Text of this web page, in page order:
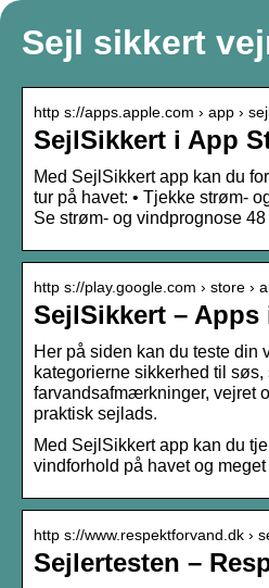
Sejl sikkert
http s://apps.apple.com › app ›
SejlSikkert i App
Med SejlSikkert app kan du
tur på havet: • Tjekke strøm-
Se strøm- og vindprognose 48
http s://play.google.com › store ›
SejlSikkert –
Her på siden kan du teste din
kategorierne sikkerhed til søs,
farvandsafmærkninger, vejret
praktisk sejlads.
Med SejlSikkert app kan du
vindforhold på havet og meget
http s://www.respektforvand.dk ›
Sejlertesten –